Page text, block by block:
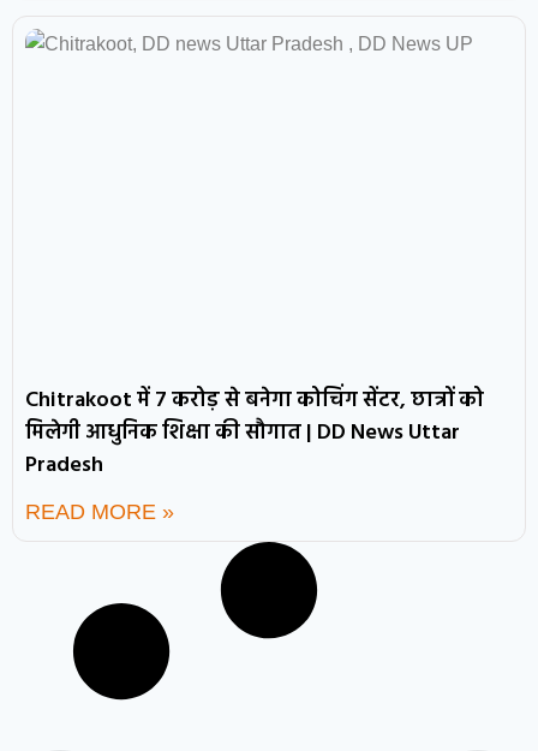
Chitrakoot में 7 करोड़ से बनेगा कोचिंग सेंटर, छात्रों को
मिलेगी आधुनिक शिक्षा की सौगात | DD News Uttar
Pradesh
READ MORE »